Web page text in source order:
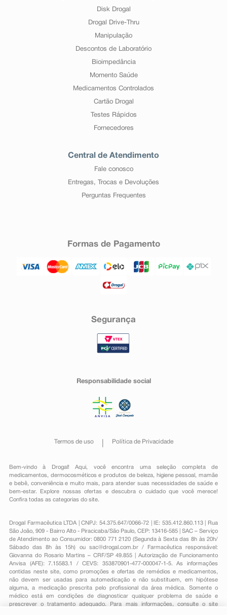
Disk Drogal
Drogal Drive-Thru
Manipulação
Descontos de Laboratório
Bioimpedância
Momento Saúde
Medicamentos Controlados
Cartão Drogal
Testes Rápidos
Fornecedores
Central de Atendimento
Fale conosco
Entregas, Trocas e Devoluções
Perguntas Frequentes
Formas de Pagamento
Segurança
Responsabilidade social
Termos de uso Política de Privacidade
Bem-vindo à Drogal! Aqui, você encontra uma seleção completa de
medicamentos , dermocosméticos e produtos de beleza, higiene pessoal ,mamãe
e bebê, conveniênciae muito mais, para atender suas necessidades de saúde e
bem-estar. Explore nossas ofertas e descubra o cuidado que você merece!
Confira todas as categorias do site.
Drogal Farmacêutica LTDA | CNPJ: 54.375.647/0066-72 | IE: 535.412.860.113 | Rua
São João, 909 - Bairro Alto - Piracicaba/São Paulo, CEP: 13416-585 | SAC – Serviço
de Atendimento ao Consumidor: 0800 771 2120 (Segunda à Sexta das 8h às 20h/
Sábado das 8h às 15h) ou sac@drogal.com.br/ Farmacêutica responsável:
Giovanna do Rosario Martins – CRF/SP 49.855 | Autorização de Funcionamento
Anvisa (AFE): 7.15583.1 / CEVS: 353870901-477-000047-1-5. As informações
contidas neste site, como promoções e ofertas de remédios e medicamentos,
não devem ser usadas para automedicação e não substituem, em hipótese
alguma, a medicação prescrita pelo profissional da área médica. Somente o
médico está em condições de diagnosticar qualquer problema de saúde e
prescrever o tratamento adequado. Para mais informações, consulte o site